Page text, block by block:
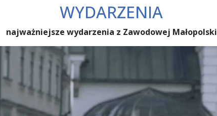
WYDARZENIA
najważniejsze wydarzenia z Zawodowej Małopolski